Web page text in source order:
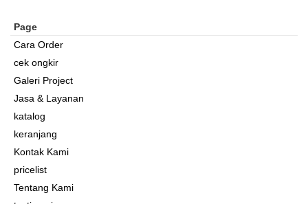
Page
Cara Order
cek ongkir
Galeri Project
Jasa & Layanan
katalog
keranjang
Kontak Kami
pricelist
Tentang Kami